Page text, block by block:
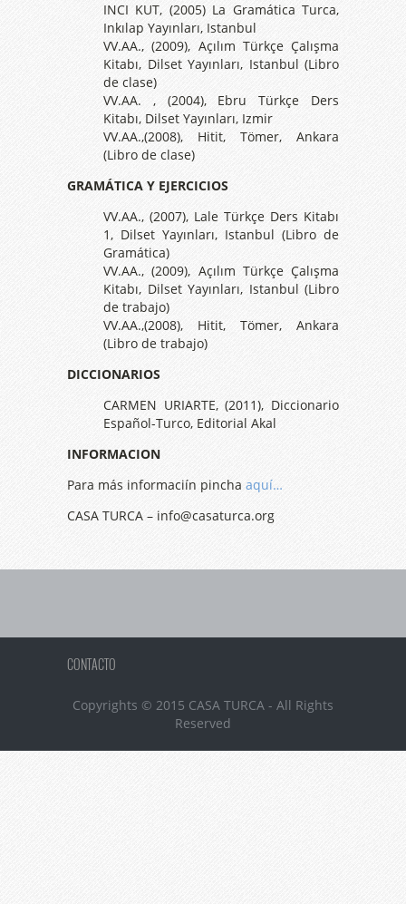
INCI KUT, (2005) La Gramática Turca,
Inkılap Yayınları, Istanbul
VV.AA., (2009), Açılım Türkçe Çalışma
Kitabı, Dilset Yayınları, Istanbul (Libro
de clase)
VV.AA. , (2004), Ebru Türkçe Ders
Kitabı, Dilset Yayınları, Izmir
VV.AA.,(2008), Hitit, Tömer, Ankara
(Libro de clase)
GRAMÁTICA Y EJERCICIOS
VV.AA., (2007), Lale Türkçe Ders Kitabı
1, Dilset Yayınları, Istanbul (Libro de
Gramática)
VV.AA., (2009), Açılım Türkçe Çalışma
Kitabı, Dilset Yayınları, Istanbul (Libro
de trabajo)
VV.AA.,(2008), Hitit, Tömer, Ankara
(Libro de trabajo)
DICCIONARIOS
CARMEN URIARTE, (2011), Diccionario
Español-Turco, Editorial Akal
INFORMACION
Para más informaciín pincha aquí…
CASA TURCA – info@casaturca.org
CONTACTO
Copyrights © 2015 CASA TURCA - All Rights
Reserved